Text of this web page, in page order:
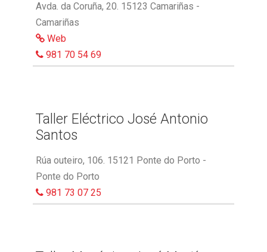
Avda. da Coruña, 20. 15123 Camariñas -
Camariñas
Web
981 70 54 69
Taller Eléctrico José Antonio
Santos
Rúa outeiro, 106. 15121 Ponte do Porto -
Ponte do Porto
981 73 07 25